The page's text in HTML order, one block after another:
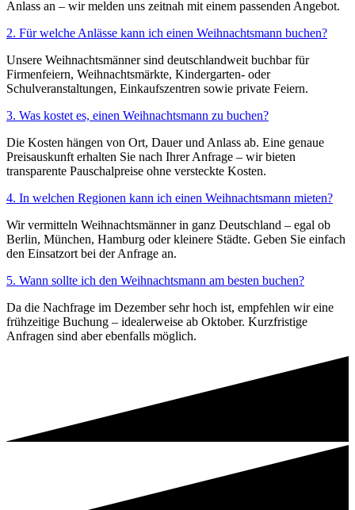
Anlass an – wir melden uns zeitnah mit einem passenden Angebot.
2. Für welche Anlässe kann ich einen Weihnachtsmann buchen?
Unsere Weihnachtsmänner sind deutschlandweit buchbar für
Firmenfeiern, Weihnachtsmärkte, Kindergarten- oder
Schulveranstaltungen, Einkaufszentren sowie private Feiern.
3. Was kostet es, einen Weihnachtsmann zu buchen?
Die Kosten hängen von Ort, Dauer und Anlass ab. Eine genaue
Preisauskunft erhalten Sie nach Ihrer Anfrage – wir bieten
transparente Pauschalpreise ohne versteckte Kosten.
4. In welchen Regionen kann ich einen Weihnachtsmann mieten?
Wir vermitteln Weihnachtsmänner in ganz Deutschland – egal ob
Berlin, München, Hamburg oder kleinere Städte. Geben Sie einfach
den Einsatzort bei der Anfrage an.
5. Wann sollte ich den Weihnachtsmann am besten buchen?
Da die Nachfrage im Dezember sehr hoch ist, empfehlen wir eine
frühzeitige Buchung – idealerweise ab Oktober. Kurzfristige
Anfragen sind aber ebenfalls möglich.